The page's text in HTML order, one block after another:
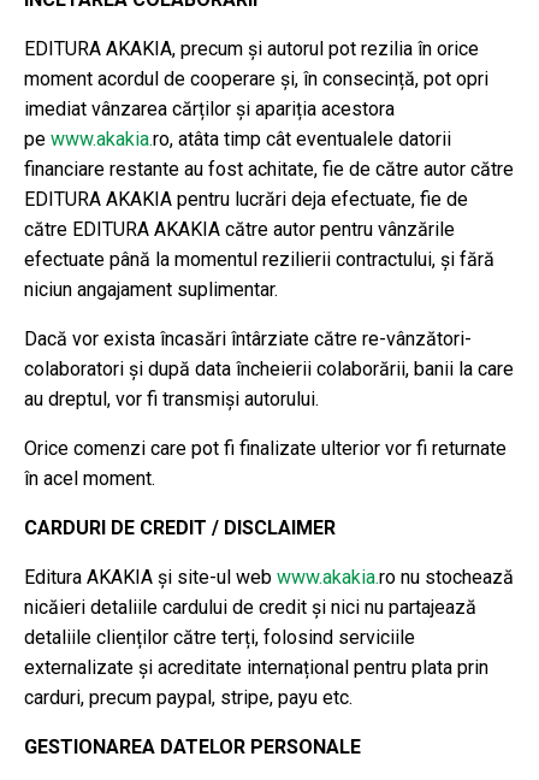
EDITURA AKAKIA, precum și autorul pot rezilia în orice
moment acordul de cooperare și, în consecință, pot opri
imediat vânzarea cărților și apariția acestora
pe www.akakia.ro, atâta timp cât eventualele datorii
financiare restante au fost achitate, fie de către autor către
EDITURA AKAKIA pentru lucrări deja efectuate, fie de
către EDITURA AKAKIA către autor pentru vânzările
efectuate până la momentul rezilierii contractului, și fără
niciun angajament suplimentar.
Dacă vor exista încasări întârziate către re-vânzători-
colaboratori și după data încheierii colaborării, banii la care
au dreptul, vor fi transmiși autorului.
Orice comenzi care pot fi finalizate ulterior vor fi returnate
în acel moment.
CARDURI DE CREDIT / DISCLAIMER
Editura AKAKIA și site-ul web www.akakia.ro nu stochează
nicăieri detaliile cardului de credit și nici nu partajează
detaliile clienților către terți, folosind serviciile
externalizate și acreditate internațional pentru plata prin
carduri, precum paypal, stripe, payu etc.
GESTIONAREA DATELOR PERSONALE